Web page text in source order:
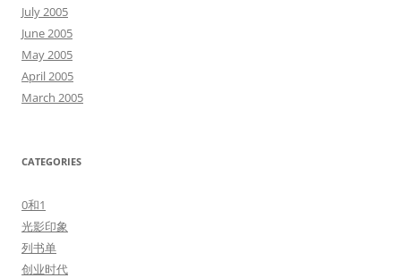
July 2005
June 2005
May 2005
April 2005
March 2005
CATEGORIES
0和1
光影印象
列书单
创业时代